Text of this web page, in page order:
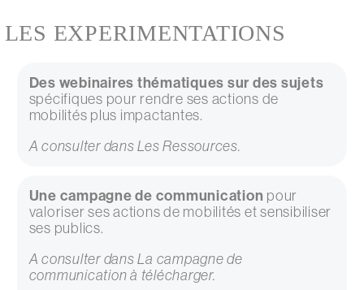
LES EXPERIMENTATIONS
Des webinaires thématiques sur des sujets
spécifiques pour rendre ses actions de
mobilités plus impactantes.
A consulter dans Les Ressources.
Une campagne de communication pour
valoriser ses actions de mobilités et sensibiliser
ses publics.
A consulter dans La campagne de
communication à télécharger.